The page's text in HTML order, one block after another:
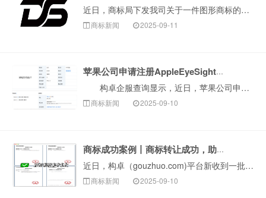
近日，商标局下发我司关于一件图形商标的驳回复审决定书。该商标在审查过程中，因与在先商标近似被商标局予以驳回，申请人委托我司代理向商标局提交驳回复审。一···
商标新闻 2025-09-11
苹果公司申请注册AppleEyeSight商标
构卓企服查询显示，近日，苹果公司申请注册一枚“APPLE EYESIGHT”商标，国际分类为科学仪器，当前商标状态为等待实质审查。 公开信息显示···
商标新闻 2025-09-10
商标成功案例丨商标转让成功，助力企业快速获品牌资产
近日，构卓（gouzhuo.com)平台新收到一批国家知识产权局商标局下发的《商标转让证明》，成功促成数十件优质商标完成转让。这些成功转让的商标资源涵···
商标新闻 2025-09-10